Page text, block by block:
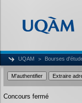
UQAM Bourses
Concours fermé